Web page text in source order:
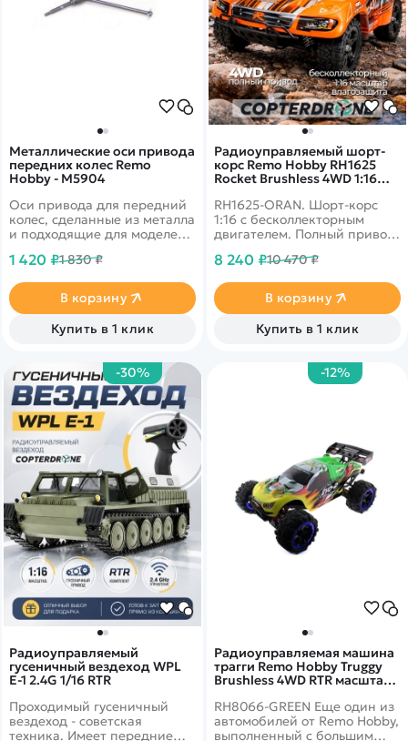
Радиоуправляемый шорт-
корс Remo Hobby RH1625
Rocket Brushless 4WD 1:16
RH1625-ORAN. Шорт-корс
1:16 с бесколлекторным
двигателем. Полный привод,
модульное шасси. Скорость
8 240 ₽10 470 ₽
В корзину
Купить в 1 клик
Металлические оси привода
передних колес Remo
Hobby - M5904
Оси привода для передний
колес, сделанные из металла
и подходящие для моделей:
RH8035.
1 420 ₽1 830 ₽
В корзину
Купить в 1 клик
-30%
Радиоуправляемый
гусеничный вездеход WPL
E-1 2.4G 1/16 RTR
Проходимый гусеничный
вездеход - советская
техника. Имеет передние
-12%
Радиоуправляемая машина
трагги Remo Hobby Truggy
Brushless 4WD RTR масштаб
RH8066-GREEN Еще один из
автомобилей от Remo Hobby,
выполненный с большим